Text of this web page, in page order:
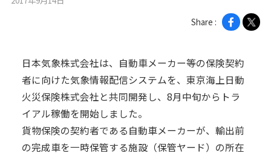
2023年
2022年
2021年
2020年
Share :
日本気象株式会社は、自動車メーカー等の保険契約
者に向けた気象情報配信システムを、東京海上日動
火災保険株式会社と共同開発し、8月中旬からトラ
イアル稼働を開始しました。
貨物保険の契約者である自動車メーカーが、輸出前
の完成車を一時保管する施設（保管ヤード）の所在